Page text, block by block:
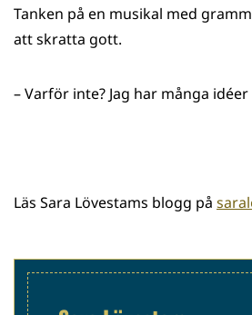
Tanken på en musikal med
att skratta gott.
– Varför inte? Jag har många
Läs Sara Lövestams blogg på